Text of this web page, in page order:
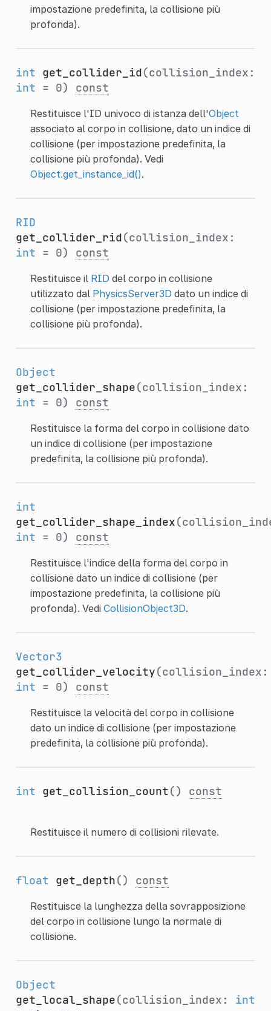
impostazione predefinita, la collisione più
profonda).
int get_collider_id(collision_index:
int = 0) const
Restituisce l'ID univoco di istanza dell'Object
associato al corpo in collisione, dato un indice di
collisione (per impostazione predefinita, la
collisione più profonda). Vedi
Object.get_instance_id().
RID
get_collider_rid(collision_index:
int = 0) const
Restituisce il RID del corpo in collisione
utilizzato dal PhysicsServer3D dato un indice di
collisione (per impostazione predefinita, la
collisione più profonda).
Object
get_collider_shape(collision_index:
int = 0) const
Restituisce la forma del corpo in collisione dato
un indice di collisione (per impostazione
predefinita, la collisione più profonda).
int
get_collider_shape_index
int = 0) const
Restituisce l'indice della forma del corpo in
collisione dato un indice di collisione (per
impostazione predefinita, la collisione più
profonda). Vedi CollisionObject3D.
Vector3
get_collider_velocity(collision_index:
int = 0) const
Restituisce la velocità del corpo in collisione
dato un indice di collisione (per impostazione
predefinita, la collisione più profonda).
int get_collision_count() const
Restituisce il numero di collisioni rilevate.
float get_depth() const
Restituisce la lunghezza della sovrapposizione
del corpo in collisione lungo la normale di
collisione.
Object
get_local_shape(collision_index: int